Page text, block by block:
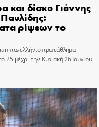
και δίσκο Γιάννης
ρίψεων το
πανελλήνιο πρωτάθλημα
μέχρι την Κυριακή 26 Ιουλίου